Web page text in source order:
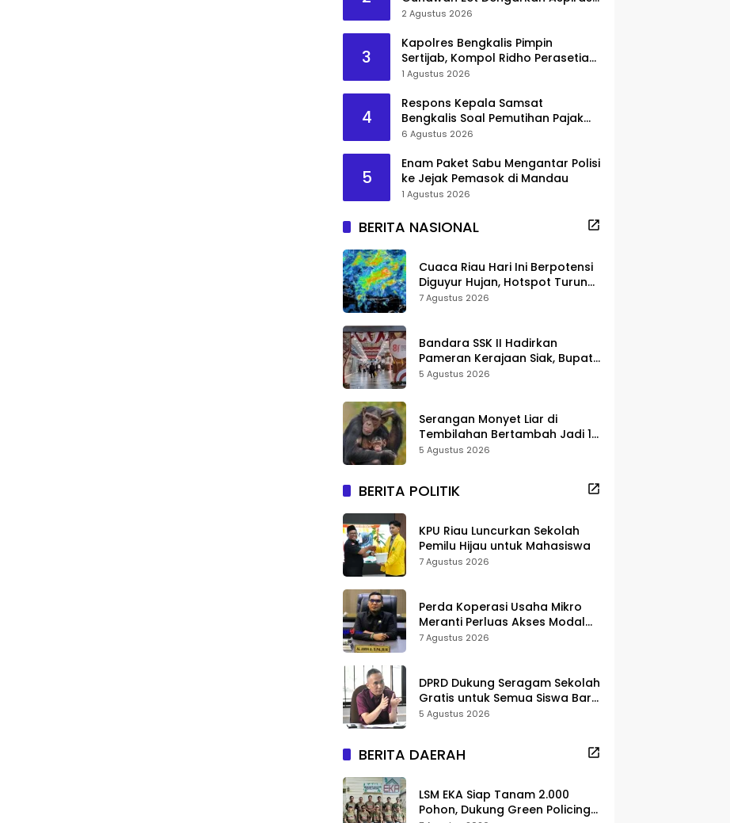
Senggoro
2 Agustus 2026
3
Kapolres Bengkalis Pimpin
Sertijab, Kompol Ridho Perasetia
Jadi Wakapolres
1 Agustus 2026
4
Respons Kepala Samsat
Bengkalis Soal Pemutihan Pajak
Disorot
6 Agustus 2026
5
Enam Paket Sabu Mengantar Polisi
ke Jejak Pemasok di Mandau
1 Agustus 2026
BERITA NASIONAL
Cuaca Riau Hari Ini Berpotensi
Diguyur Hujan, Hotspot Turun
Jadi 25 Titik
7 Agustus 2026
Bandara SSK II Hadirkan
Pameran Kerajaan Siak, Bupati
Afni: Jadi Ruang Edukasi
5 Agustus 2026
Serangan Monyet Liar di
Tembilahan Bertambah Jadi 16
Korban, DPKP Bantah Video
5 Agustus 2026
BERITA POLITIK
KPU Riau Luncurkan Sekolah
Pemilu Hijau untuk Mahasiswa
7 Agustus 2026
Perda Koperasi Usaha Mikro
Meranti Perluas Akses Modal
dan Pasar
7 Agustus 2026
DPRD Dukung Seragam Sekolah
Gratis untuk Semua Siswa Baru,
Minta Rehab Sekolah Jangan
5 Agustus 2026
BERITA DAERAH
LSM EKA Siap Tanam 2.000
Pohon, Dukung Green Policing